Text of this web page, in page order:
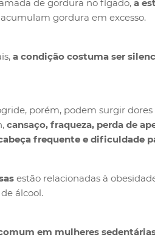
de gordura no fígado, a
gordura em excesso.
a condição costuma ser
porém, podem surgir
cansaço, fraqueza, perda de
frequente e dificuldade
estão relacionadas à
álcool.
em mulheres